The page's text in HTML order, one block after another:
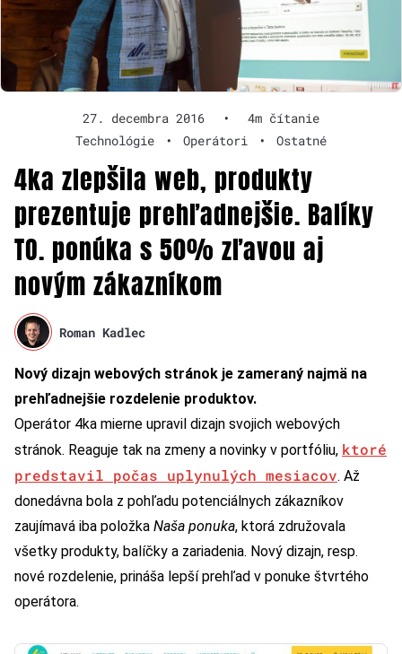
27. decembra 2016 •
4m čítanie
Technológie
• Operátori • Ostatné
4ka zlepšila web, produkty
prezentuje prehľadnejšie. Balíky
TO. ponúka s 50% zľavou aj
novým zákazníkom
Roman Kadlec
Nový dizajn webových stránok je zameraný najmä na
prehľadnejšie rozdelenie produktov.
Operátor 4ka mierne upravil dizajn svojich webových
stránok. Reaguje tak na zmeny a novinky v portfóliu, ktoré
predstavil počas uplynulých mesiacov. Až
donedávna bola z pohľadu potenciálnych zákazníkov
zaujímavá iba položka Naša ponuka, ktorá združovala
všetky produkty, balíčky a zariadenia. Nový dizajn, resp.
nové rozdelenie, prináša lepší prehľad v ponuke štvrtého
operátora.